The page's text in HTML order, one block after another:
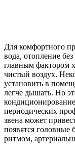
Для комфортного
вода, отопление
главным фактором
чистый воздух.
установить в
легче дышать. Но
периодических
звена может
появятся
ритмом,